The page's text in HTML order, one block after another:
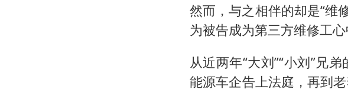
然而，与之相伴的却是“维
为被告成为第三方维修工心
从近两年“大刘”“小刘”兄
能源车企告上法庭，再到